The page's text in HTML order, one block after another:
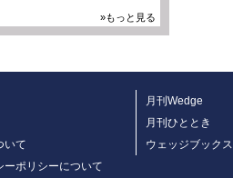
»もっと見る
いて
ーポリシーについて
月刊Wedge
月刊ひととき
ウェッジブックス